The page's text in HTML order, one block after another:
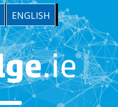
ENGLISH